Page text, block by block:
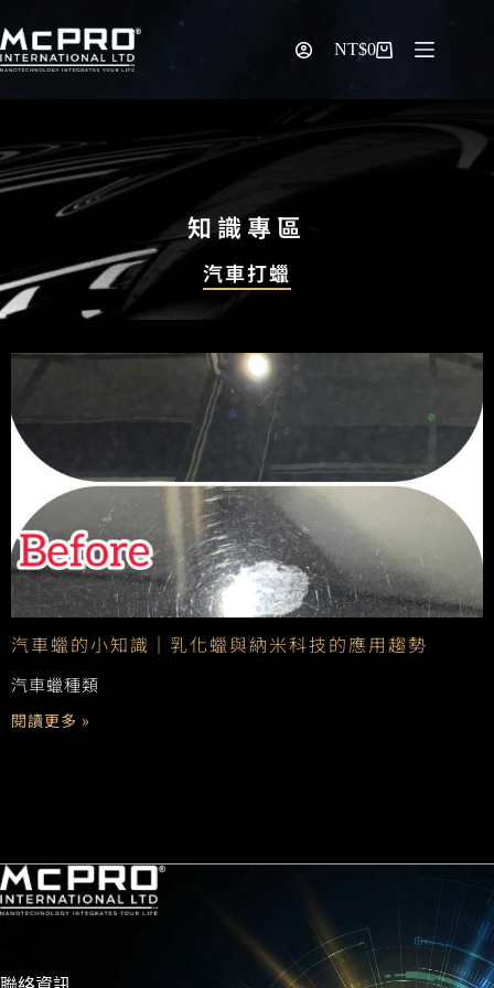
NT$0
知識專區
汽車打蠟
汽車蠟的小知識｜乳化蠟與納米科技的應用趨勢
汽車蠟種類
閱讀更多 »